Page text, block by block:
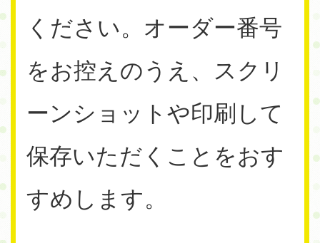
ください。オーダー番号
をお控えのうえ、スクリ
ーンショットや印刷して
保存いただくことをおす
すめします。